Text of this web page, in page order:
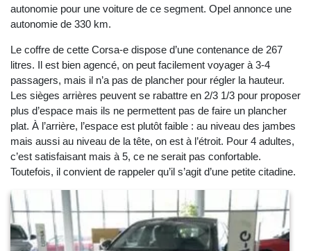
autonomie pour une voiture de ce segment. Opel annonce une
autonomie de 330 km.
Le coffre de cette Corsa-e dispose d’une contenance de 267
litres. Il est bien agencé, on peut facilement voyager à 3-4
passagers, mais il n’a pas de plancher pour régler la hauteur.
Les sièges arrières peuvent se rabattre en 2/3 1/3 pour proposer
plus d’espace mais ils ne permettent pas de faire un plancher
plat. À l’arrière, l’espace est plutôt faible : au niveau des jambes
mais aussi au niveau de la tête, on est à l’étroit. Pour 4 adultes,
c’est satisfaisant mais à 5, ce ne serait pas confortable.
Toutefois, il convient de rappeler qu’il s’agit d’une petite citadine.